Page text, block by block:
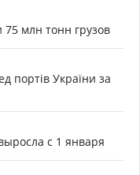
млн тонн грузов
портів України за
с 1 января